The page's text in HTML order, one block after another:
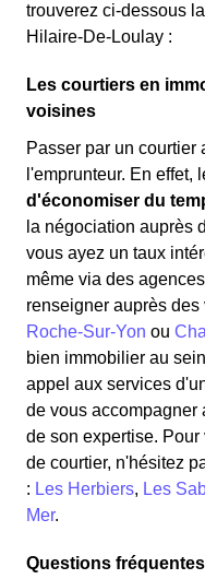
trouverez ci-dessous
Hilaire-De-Loulay :
Les courtiers en
voisines
Passer par un courtier
l'emprunteur. En effet,
d'économiser du
la négociation auprès
vous ayez un taux
même via des
renseigner auprès
Roche-Sur-Yon ou
bien immobilier au
appel aux services
de vous accompagner
de son expertise.
de courtier, n'hésitez
: Les Herbiers, Les
Mer.
Questions fréquentes